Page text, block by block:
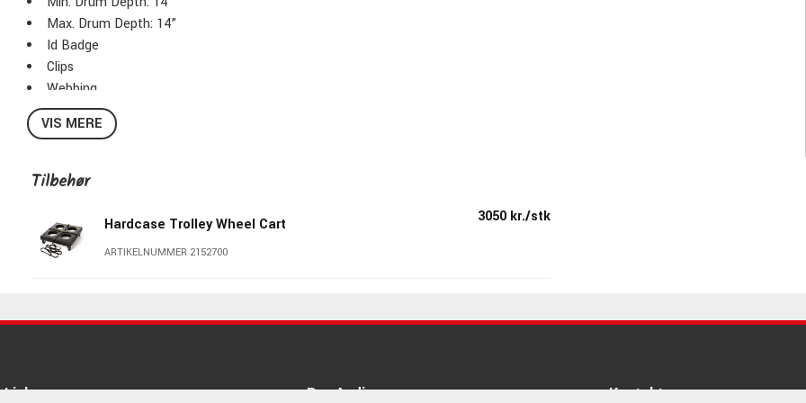
Max. Drum Depth: 14”
Id Badge
Clips
Webbing
Belt Ends
Carry Handle
Foam Pads Protection
VIS MERE
Tilbehør
Hardcase Trolley Wheel Cart
ARTIKELNUMMER 2152700
3050 kr./stk
Links Pro Audio Kontakt